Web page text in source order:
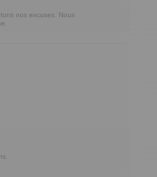
nos excuses. Nous